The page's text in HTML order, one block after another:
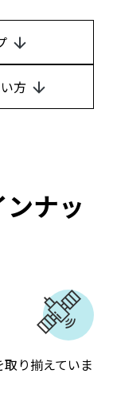
方
ナッ
り揃えていま